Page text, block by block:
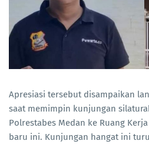
Apresiasi tersebut disampaikan
saat memimpin kunjungan
Polrestabes Medan ke Ruang
baru ini. Kunjungan hangat ini